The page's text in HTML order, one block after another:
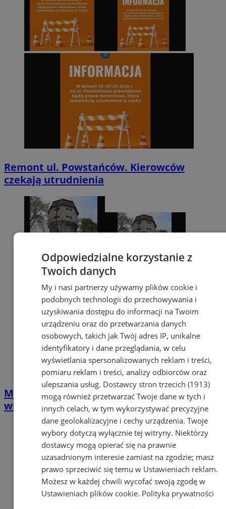
Remont ul. Powstańców. Kierowców
czekają utrudnienia
Milion złotych dla Orzesza. Zabytkowa
wieża wodna przejdzie remont
Odpowiedzialne korzystanie z
Twoich danych
My i nasi partnerzy używamy plików cookie i
podobnych technologii do przechowywania i
uzyskiwania dostępu do informacji na Twoim
urządzeniu oraz do przetwarzania danych
osobowych, takich jak Twój adres IP, unikalne
identyfikatory i dane przeglądania, w celu
wyświetlania spersonalizowanych reklam i treści,
pomiaru reklam i treści, analizy odbiorców oraz
ulepszania usług. Dostawcy stron trzecich (1913)
mogą również przetwarzać Twoje dane w tych i
innych celach, w tym wykorzystywać precyzyjne
dane geolokalizacyjne i cechy urządzenia. Twoje
wybory dotyczą wyłącznie tej witryny. Niektórzy
dostawcy mogą opierać się na prawnie
uzasadnionym interesie zamiast na zgodzie; masz
prawo sprzeciwić się temu w Ustawieniach reklam.
Możesz w każdej chwili wycofać swoją zgodę w
Ustawieniach plików cookie. Polityka prywatności